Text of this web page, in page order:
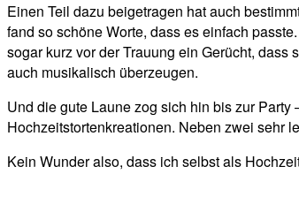
Einen Teil dazu beigetragen hat auch
fand so schöne Worte, dass es einfach
sogar kurz vor der Trauung ein Gerücht,
auch musikalisch überzeugen.
Und die gute Laune zog sich hin bis zur
Hochzeitstortenkreationen. Neben zwei sehr
Kein Wunder also, dass ich selbst als